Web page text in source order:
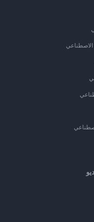
الاصطناعي